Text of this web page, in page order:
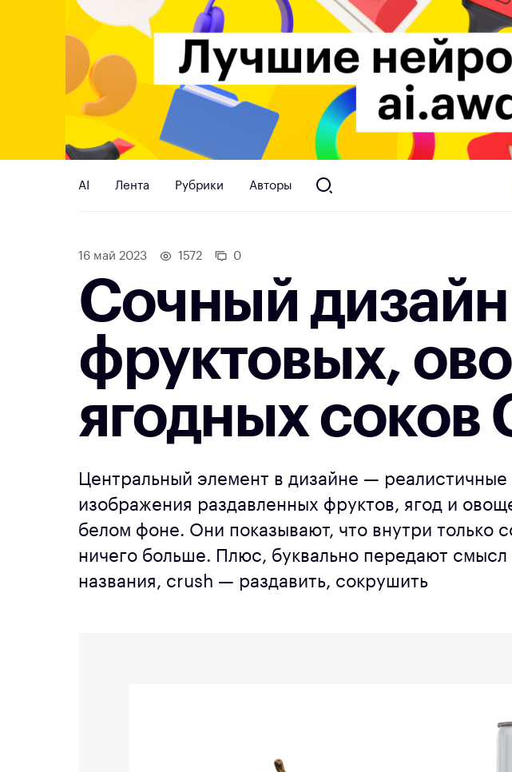
AI Лента Рубрики Авторы
16 май 2023 1572 0
Сочный
фруктовых,
ягодных соков
Центральный элемент в дизайне — реалистичные
изображения раздавленных фруктов, ягод и
белом фоне. Они показывают, что внутри только
ничего больше. Плюс, буквально передают смысл
названия, crush — раздавить, сокрушить